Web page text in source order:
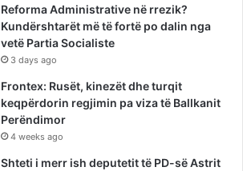
Reforma Administrative në rrezik?
Kundërshtarët më të fortë po dalin nga
vetë Partia Socialiste
3 days ago
Frontex: Rusët, kinezët dhe turqit
keqpërdorin regjimin pa viza të Ballkanit
Perëndimor
4 weeks ago
Shteti i merr ish deputetit të PD-së Astrit